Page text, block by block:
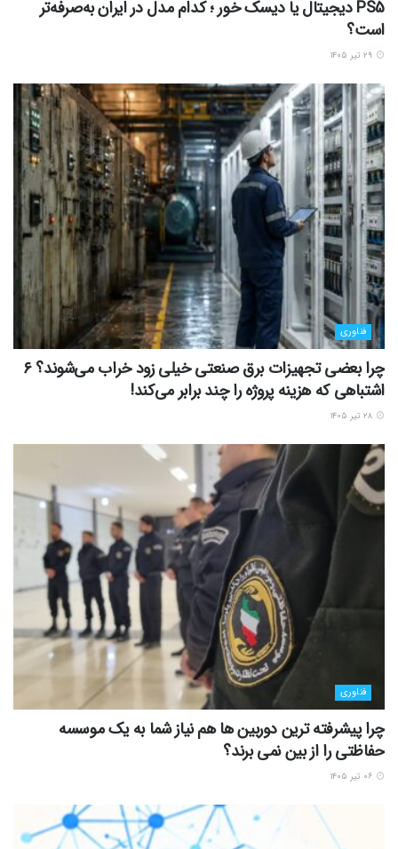
PS5 دیجیتال یا دیسک خور ؛ کدام مدل در ایران به‌صرفه‌تر
است؟
فناوری
چرا بعضی تجهیزات برق صنعتی خیلی زود خراب می‌شوند؟ ۶
اشتباهی که هزینه پروژه را چند برابر می‌کند!
فناوری
چرا پیشرفته ترین دوربین ها هم نیاز شما به یک موسسه
حفاظتی را از بین نمی برند؟